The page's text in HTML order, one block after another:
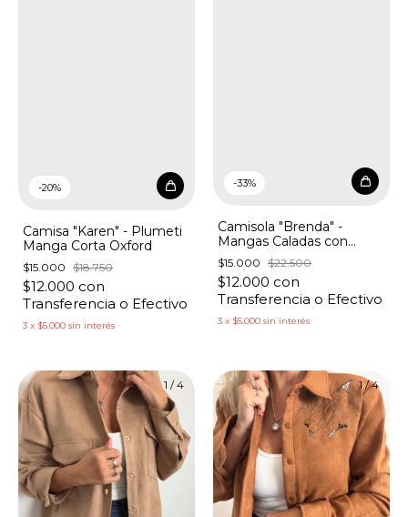
-20%
Camisa "Karen" - Plumeti
Manga Corta Oxford
$15.000 $18.750
$12.000 con
Transferencia o Efectivo
3 x $5.000 sin interés
-33%
Camisola "Brenda" -
Mangas Caladas con
Nudo
$15.000 $22.500
$12.000 con
Transferencia o Efectivo
3 x $5.000 sin interés
1 /4 1/4